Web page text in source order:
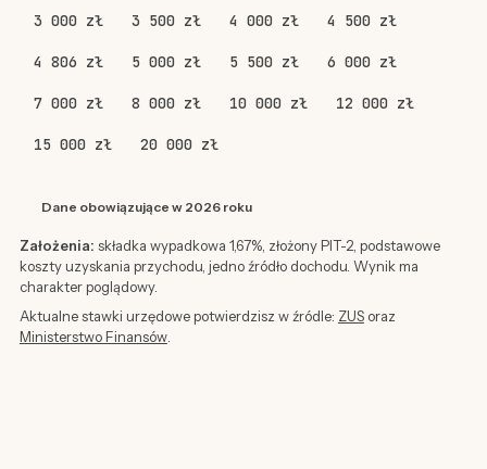
3 000 zł 3 500 zł 4 000 zł 4 500 zł
4 806 zł 5 000 zł 5 500 zł 6 000 zł
7 000 zł 8 000 zł 10 000 zł 12 000 zł
15 000 zł 20 000 zł
Dane obowiązujące w 2026 roku
Założenia: składka wypadkowa 1,67%, złożony PIT-2, podstawowe
koszty uzyskania przychodu, jedno źródło dochodu. Wynik ma
charakter poglądowy.
Aktualne stawki urzędowe potwierdzisz w źródle: ZUSoraz
Ministerstwo Finansów.